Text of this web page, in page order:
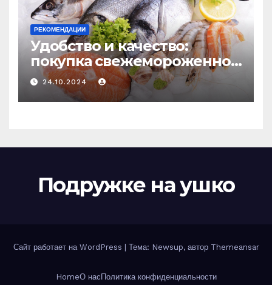
РЕКОМЕНДАЦИИ
Удобство и качество:
покупка свежемороженной
рыбы онлайн
24.10.2024
Подружке на ушко
Сайт работает на WordPress Тема: Newsup, автор Themeansar
HomeО насПолитика конфиденциальности